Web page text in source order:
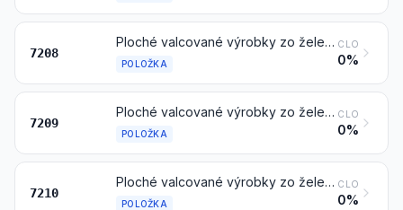
7208
Ploché valcované výrobky zo železa alebo nelegovanej ocele, so šírkou 600 mm alebo väčšou, valcované za tepla, neplátované, nepokovované alebo nepotiahnuté
POLOŽKA
CLO
0%
7209
Ploché valcované výrobky zo železa alebo z nelegovanej ocele, so šírkou 600 mm alebo väčšou, valcované za studena (úberom za studena), neplátované, nepokovované alebo nepotiahnuté
POLOŽKA
CLO
0%
7210
Ploché valcované výrobky zo železa alebo z nelegovanej ocele, v šírke 600 mm alebo väčšej, plátované, pokovované alebo potiahnuté
POLOŽKA
CLO
0%